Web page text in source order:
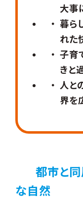
大事
暮ら
れた
子育
きと
人と
界を
都市と
な自然